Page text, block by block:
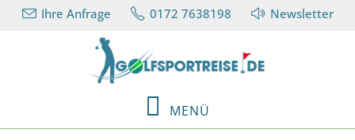
Ihre Anfrage 0172 7638198 Newsletter
MENÜ